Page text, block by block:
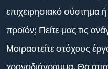
επέκταση λειτουργιών),
επιχειρησιακό σύστημα
προϊόν; Πείτε μας τις
Μοιραστείτε στόχους